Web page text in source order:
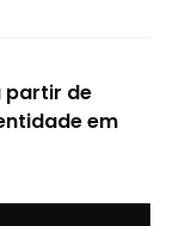
partir de
em